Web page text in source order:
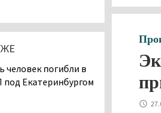
дело о
при
ИЖС в Нижнем
подвергся
БПЛА, восемь из
сбиты, три
человек погибли в
Екатеринбургом